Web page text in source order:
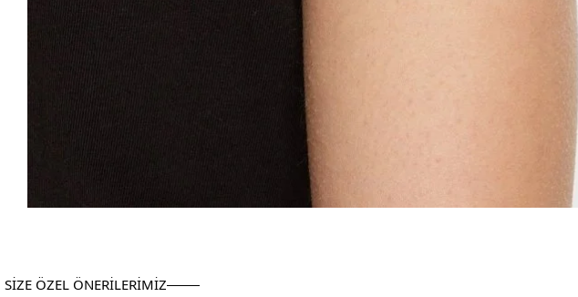
SİZE ÖZEL ÖNERİLERİMİZ